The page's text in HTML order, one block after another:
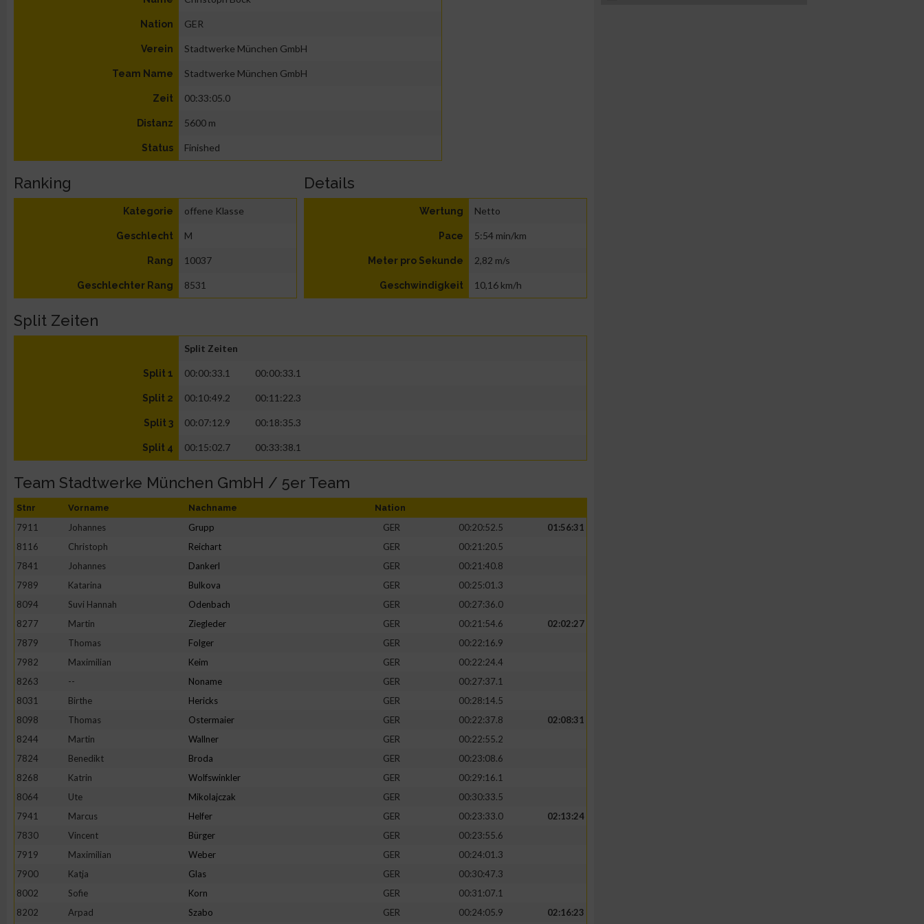
Nation GER
Verein Stadtwerke München GmbH
Team Name Stadtwerke München GmbH
Zeit 00:33:05.0
Distanz 5600 m
Status Finished
Ranking
Kategorie offene Klasse
Geschlecht M
Rang 10037
Geschlechter Rang 8531
Details
Wertung Netto
Pace 5:54 min/km
Meter pro Sekunde 2,82 m/s
Geschwindigkeit 10,16 km/h
Split Zeiten
Split Zeiten
Split 1 00:00:33.1 00:00:33.1
Split 2 00:10:49.2 00:11:22.3
Split 3 00:07:12.9 00:18:35.3
Split 4 00:15:02.7 00:33:38.1
Team Stadtwerke München GmbH / 5er Team
Stnr Vorname Nachname Nation
7911 Johannes Grupp GER 00:20:52.5
01:56:31
8116
Christoph Reichart GER
00:21:20.5
7841
Johannes Dankerl GER
00:21:40.8
7989
Katarina Bulkova GER
00:25:01.3
8094
Suvi Hannah Odenbach GER
00:27:36.0
8277
Martin Ziegleder GER 00:21:54.6
02:02:27
7879
Thomas Folger GER
00:22:16.9
7982
Maximilian Keim GER
00:22:24.4
8263
-- Noname GER
00:27:37.1
8031
Birthe Hericks GER
00:28:14.5
8098
Thomas Ostermaier GER 00:22:37.8
02:08:31
8244
Martin Wallner GER
00:22:55.2
7824
Benedikt Broda GER
00:23:08.6
8268
Katrin Wolfswinkler GER
00:29:16.1
8064
Ute Mikolajczak GER
00:30:33.5
7941
Marcus Helfer GER 00:23:33.0
02:13:24
7830
Vincent Bürger GER
00:23:55.6
7919
Maximilian Weber GER
00:24:01.3
7900
Katja Glas GER
00:30:47.3
8002
Sofie Korn GER
00:31:07.1
8202
Arpad Szabo GER 00:24:05.9
02:16:23